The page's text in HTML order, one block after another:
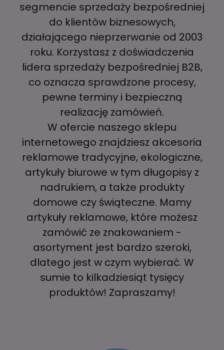
segmencie sprzedaży bezpośredniej
do klientów biznesowych,
działającego nieprzerwanie od 2003
roku. Korzystasz z doświadczenia
lidera sprzedaży bezpośredniej B2B,
co oznacza sprawdzone procesy,
pewne terminy i bezpieczną
realizację zamówień.
W ofercie naszego sklepu
internetowego znajdziesz akcesoria
reklamowe tradycyjne, ekologiczne,
artykuły biurowe w tym długopisy z
nadrukiem, a także produkty
domowe czy świąteczne. Mamy
artykuły reklamowe, które możesz
zamówić ze znakowaniem -
asortyment jest bardzo szeroki,
dlatego jest w czym wybierać. W
sumie to kilkadziesiąt tysięcy
produktów! Zapraszamy!